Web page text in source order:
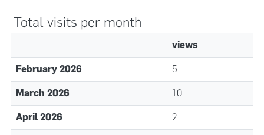
Total visits per month
views
February 2026 5
March 2026 10
April 2026 2